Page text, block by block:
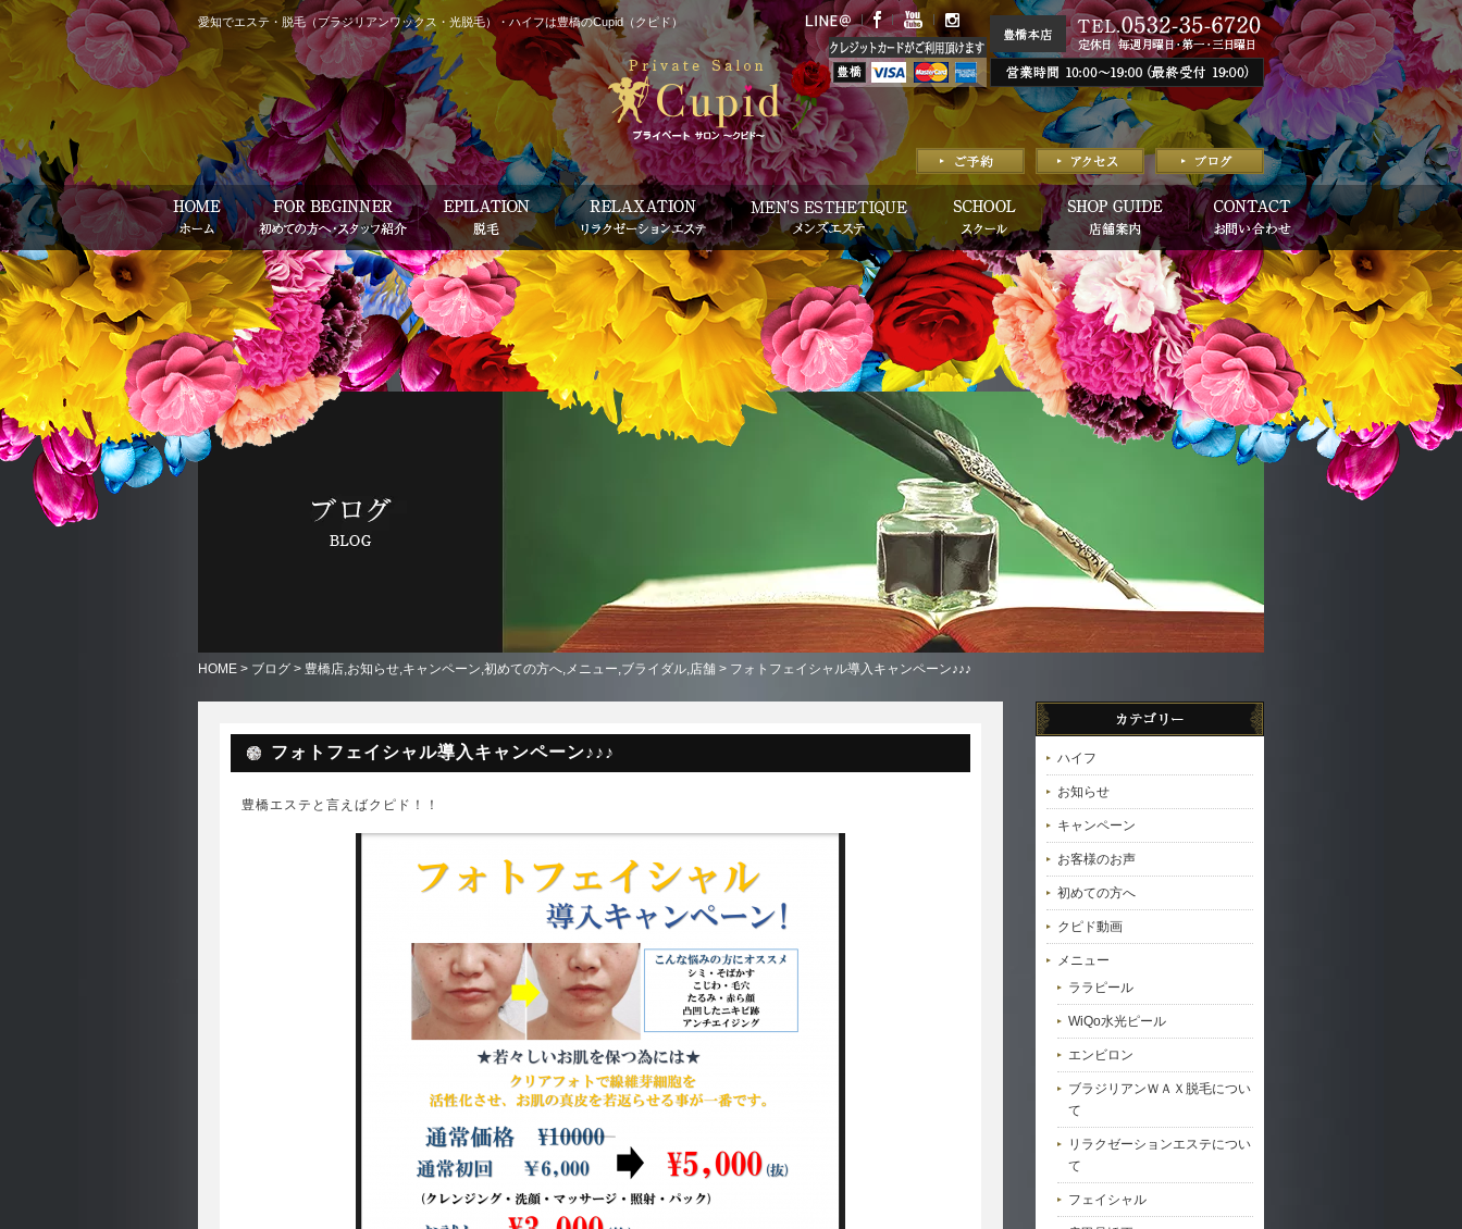
愛知でエステ・脱毛（ブラジリアンワックス・光脱毛）・ハイフは豊橋のCupid（クピド）
HOME > ブログ > 豊橋店,お知らせ,キャンペーン,初めての方へ,メニュー,ブライダル,店舗 > フォトフェイシャル導入キャンペーン♪♪♪
フォトフェイシャル導入キャンペーン♪♪♪
豊橋エステと言えばクピド！！
ハイフ
お知らせ
キャンペーン
お客様のお声
初めての方へ
クピド動画
メニュー
ララピール
WiQo水光ピール
エンビロン
ブラジリアンＷＡＸ脱毛につい
て
リラクゼーションエステについ
て
フェイシャル